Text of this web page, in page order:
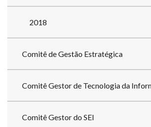
2018
Comitê de Gestão Estratégica
Comitê Gestor de Tecnologia da
Comitê Gestor do SEI